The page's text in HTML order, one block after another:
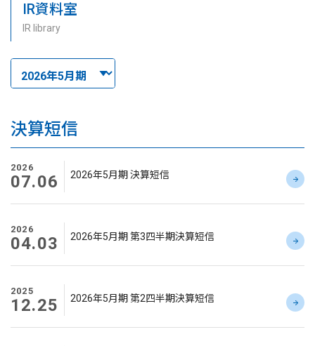
IR資料室
IR library
決算短信
2026
07.06 2026年5月期 決算短信
2026
04.03 2026年5月期 第3四半期決算短信
2025
12.25 2026年5月期 第2四半期決算短信